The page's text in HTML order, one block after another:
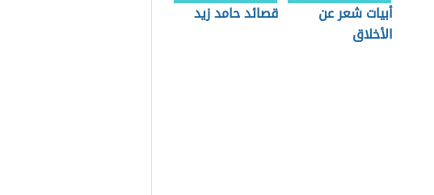
أبيات شعر عن
الأخلاق
قصائد حامد زيد